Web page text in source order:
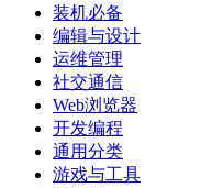
装机必备
编辑与设计
运维管理
社交通信
Web浏览器
开发编程
通用分类
游戏与工具